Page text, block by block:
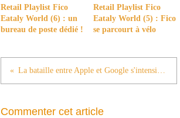
Retail Playlist Fico
Eataly World (6) : un
bureau de poste dédié !
Retail Playlist Fico
Eataly World (5) : Fico
se parcourt à vélo
La bataille entre Apple et Google s'intensifie aux Etats-Unis
Commenter cet article